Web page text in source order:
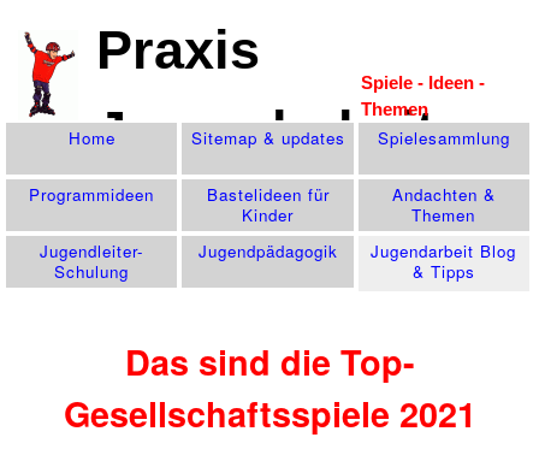
Praxis
Jugendarbeit
Spiele - Ideen -
Themen
Home Sitemap & updates Spiele­sammlung
Programm­ideen
Bastelideen für
Kinder
Andachten &
Themen
Jugendleiter-
Schulung
Jugend­pädagogik
Jugendarbeit Blog
& Tipps
Das sind die Top-
Gesellschaftsspiele 2021